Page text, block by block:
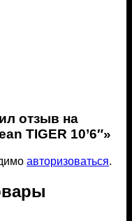
отзыв на
TIGER 10’6″»
авторизоваться.